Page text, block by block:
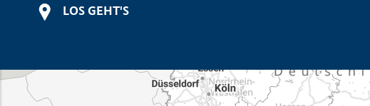
LOS GEHT'S